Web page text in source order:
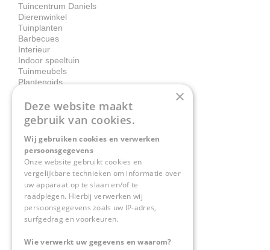
Tuincentrum Daniels
Dierenwinkel
Tuinplanten
Barbecues
Interieur
Indoor speeltuin
Tuinmeubels
Plantengids
Contact
Tuincentrum Daniëls
Herkenbosserweg 4
6063 NL Vlodrop
0475-534298
info@tuincentrumdaniels.nl
×
Deze website maakt
gebruik van cookies.
Wij gebruiken cookies en verwerken
persoonsgegevens
Onze website gebruikt cookies en
vergelijkbare technieken om informatie over
uw apparaat op te slaan en/of te
raadplegen. Hierbij verwerken wij
persoonsgegevens zoals uw IP-adres,
surfgedrag en voorkeuren.
Wie verwerkt uw gegevens en waarom?